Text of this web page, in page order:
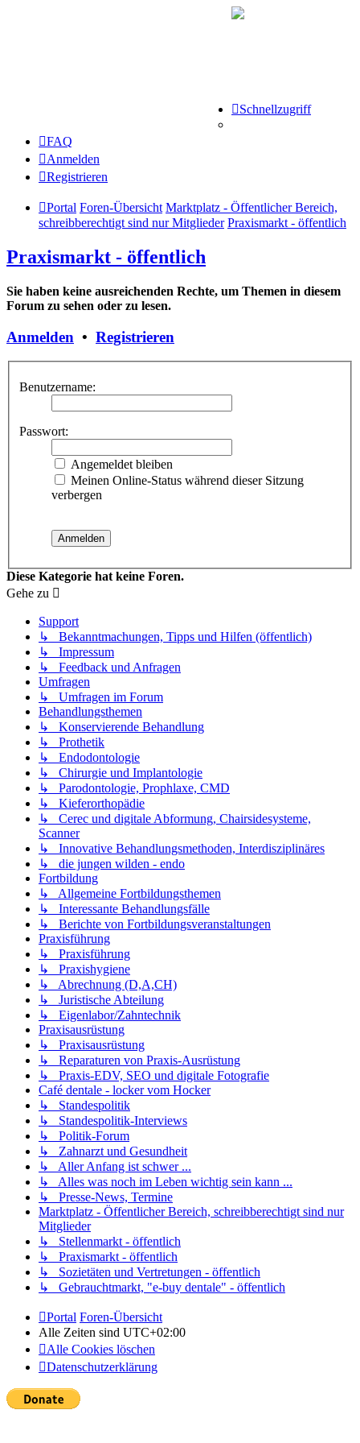
Schnellzugriff
FAQ
Anmelden
Registrieren
Portal Foren-Übersicht Marktplatz - Öffentlicher Bereich,
schreibberechtigt sind nur Mitglieder Praxismarkt - öffentlich
Praxismarkt - öffentlich
Sie haben keine ausreichenden Rechte, um Themen in diesem
Forum zu sehen oder zu lesen.
Anmelden • Registrieren
Benutzername:
Passwort:
Angemeldet bleiben
Meinen Online-Status während dieser Sitzung
verbergen
Diese Kategorie hat keine Foren.
Gehe zu
Support
↳ Bekanntmachungen, Tipps und Hilfen (öffentlich)
↳ Impressum
↳ Feedback und Anfragen
Umfragen
↳ Umfragen im Forum
Behandlungsthemen
↳ Konservierende Behandlung
↳ Prothetik
↳ Endodontologie
↳ Chirurgie und Implantologie
↳ Parodontologie, Prophlaxe, CMD
↳ Kieferorthopädie
↳ Cerec und digitale Abformung, Chairsidesysteme,
Scanner
↳ Innovative Behandlungsmethoden, Interdisziplinäres
↳ die jungen wilden - endo
Fortbildung
↳ Allgemeine Fortbildungsthemen
↳ Interessante Behandlungsfälle
↳ Berichte von Fortbildungsveranstaltungen
Praxisführung
↳ Praxisführung
↳ Praxishygiene
↳ Abrechnung (D,A,CH)
↳ Juristische Abteilung
↳ Eigenlabor/Zahntechnik
Praxisausrüstung
↳ Praxisausrüstung
↳ Reparaturen von Praxis-Ausrüstung
↳ Praxis-EDV, SEO und digitale Fotografie
Café dentale - locker vom Hocker
↳ Standespolitik
↳ Standespolitik-Interviews
↳ Politik-Forum
↳ Zahnarzt und Gesundheit
↳ Aller Anfang ist schwer ...
↳ Alles was noch im Leben wichtig sein kann ...
↳ Presse-News, Termine
Marktplatz - Öffentlicher Bereich, schreibberechtigt sind nur
Mitglieder
↳ Stellenmarkt - öffentlich
↳ Praxismarkt - öffentlich
↳ Sozietäten und Vertretungen - öffentlich
↳ Gebrauchtmarkt, "e-buy dentale" - öffentlich
Portal Foren-Übersicht
Alle Zeiten sind UTC+02:00
Alle Cookies löschen
Datenschutzerklärung